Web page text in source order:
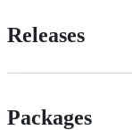
Releases
Packages